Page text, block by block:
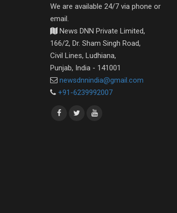
We are available 24/7 via phone or
email.
News DNN Private Limited,
166/2, Dr. Sham Singh Road,
Civil Lines, Ludhiana,
Punjab, India - 141001
newsdnnindia@gmail.com
+91-6239992007